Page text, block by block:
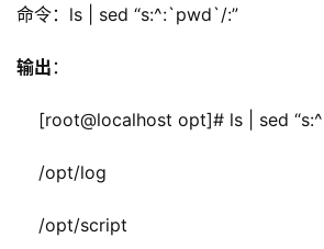
命令：ls | sed “s:^:`pwd`/:”
输出 ：
[root@localhost opt]# ls | sed
/opt/log
/opt/script